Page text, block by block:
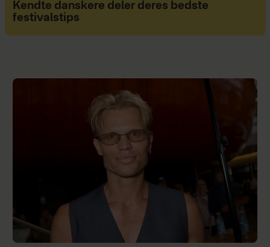
Kendte danskere deler deres bedste
festivalstips